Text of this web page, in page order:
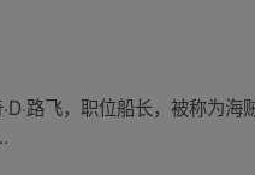
路飞，职位船长，被称为